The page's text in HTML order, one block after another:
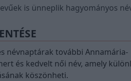
is ünneplik hagyományos
névnaptárak további Annamária-
és kedvelt női név, amely
köszönheti.